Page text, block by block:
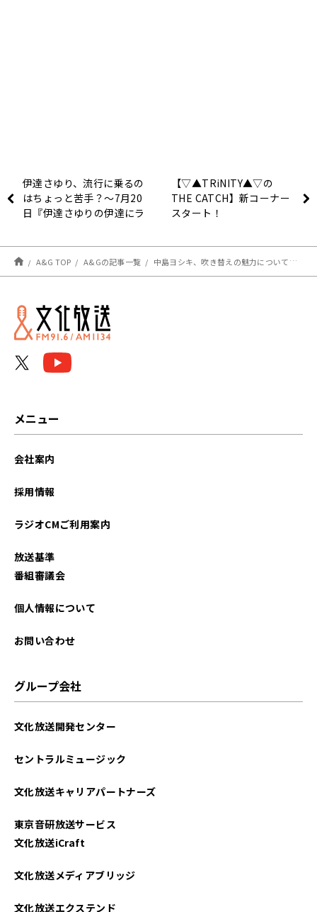
伊達さゆり、流行に乗るの
はちょっと苦手？～7月20
日『伊達さゆりの伊達にラ
【▽▲TRiNITY▲▽の
THE CATCH】新コーナー
スタート！
A&G TOP A&Gの記事一覧 中島ヨシキ、吹き替えの魅力について語る～７月１６日放送「中島ヨ式²」
メニュー
会社案内
採用情報
ラジオCMご利用案内
放送基準
番組審議会
個人情報について
お問い合わせ
グループ会社
文化放送開発センター
セントラルミュージック
文化放送キャリアパートナーズ
東京音研放送サービス
文化放送iCraft
文化放送メディアブリッジ
文化放送エクステンド